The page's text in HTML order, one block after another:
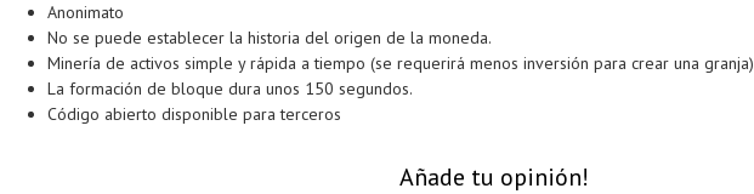
Anonimato
No se puede establecer la historia del origen de la moneda.
Minería de activos simple y rápida a tiempo (se requerirá menos inversión para crear una granja)
La formación de bloque dura unos 150 segundos.
Código abierto disponible para terceros
Añade tu opinión!